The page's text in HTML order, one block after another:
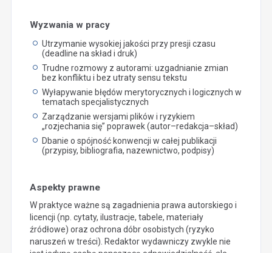
Wyzwania w pracy
Utrzymanie wysokiej jakości przy presji czasu
(deadline na skład i druk)
Trudne rozmowy z autorami: uzgadnianie zmian
bez konfliktu i bez utraty sensu tekstu
Wyłapywanie błędów merytorycznych i logicznych w
tematach specjalistycznych
Zarządzanie wersjami plików i ryzykiem
„rozjechania się” poprawek (autor–redakcja–skład)
Dbanie o spójność konwencji w całej publikacji
(przypisy, bibliografia, nazewnictwo, podpisy)
Aspekty prawne
W praktyce ważne są zagadnienia prawa autorskiego i
licencji (np. cytaty, ilustracje, tabele, materiały
źródłowe) oraz ochrona dóbr osobistych (ryzyko
naruszeń w treści). Redaktor wydawniczy zwykle nie